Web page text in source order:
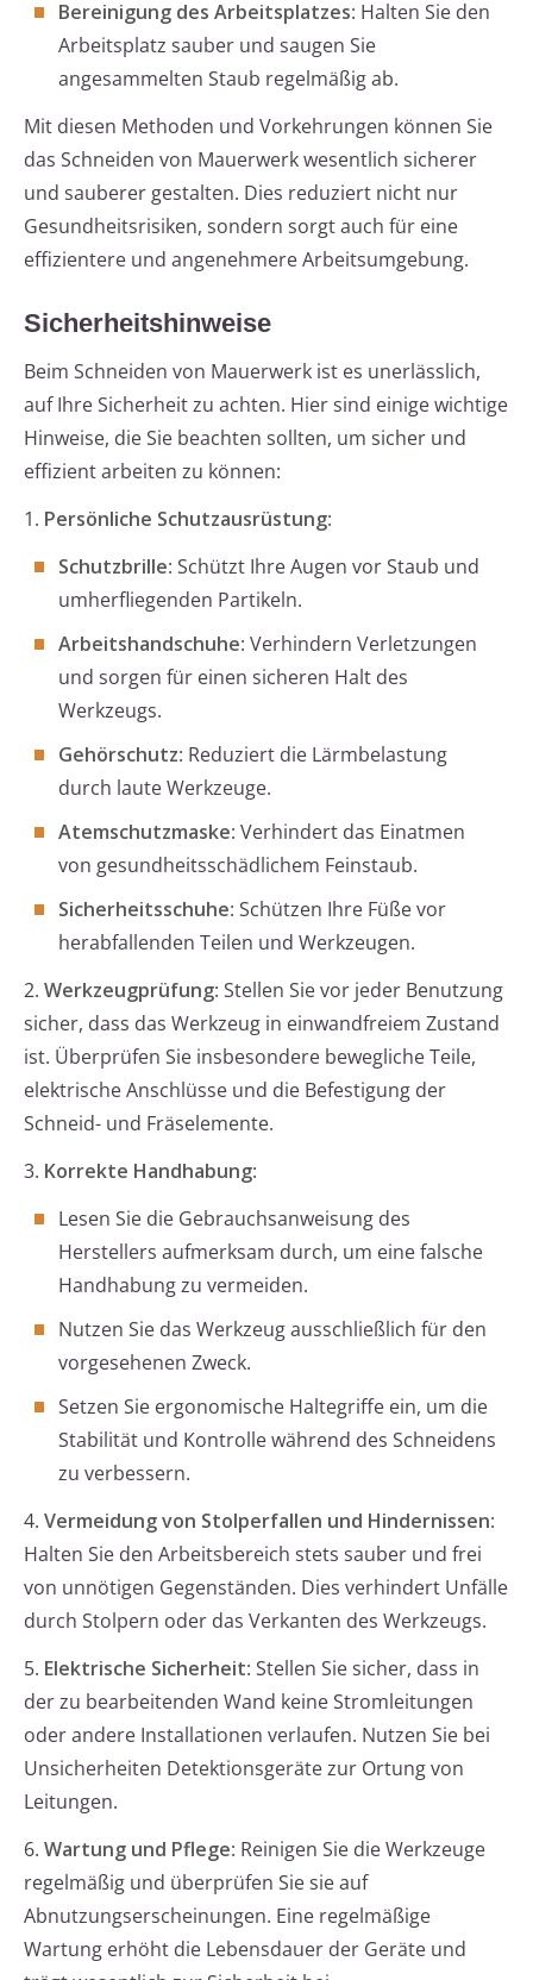
Bereinigung des Arbeitsplatzes: Halten Sie den
Arbeitsplatz sauber und saugen Sie
angesammelten Staub regelmäßig ab.
Mit diesen Methoden und Vorkehrungen können Sie
das Schneiden von Mauerwerk wesentlich sicherer
und sauberer gestalten. Dies reduziert nicht nur
Gesundheitsrisiken, sondern sorgt auch für eine
effizientere und angenehmere Arbeitsumgebung.
Sicherheitshinweise
Beim Schneiden von Mauerwerk ist es unerlässlich,
auf Ihre Sicherheit zu achten. Hier sind einige wichtige
Hinweise, die Sie beachten sollten, um sicher und
effizient arbeiten zu können:
1. Persönliche Schutzausrüstung:
Schutzbrille: Schützt Ihre Augen vor Staub und
umherfliegenden Partikeln.
Arbeitshandschuhe: Verhindern Verletzungen
und sorgen für einen sicheren Halt des
Werkzeugs.
Gehörschutz: Reduziert die Lärmbelastung
durch laute Werkzeuge.
Atemschutzmaske: Verhindert das Einatmen
von gesundheitsschädlichem Feinstaub.
Sicherheitsschuhe: Schützen Ihre Füße vor
herabfallenden Teilen und Werkzeugen.
2. Werkzeugprüfung: Stellen Sie vor jeder Benutzung
sicher, dass das Werkzeug in einwandfreiem Zustand
ist. Überprüfen Sie insbesondere bewegliche Teile,
elektrische Anschlüsse und die Befestigung der
Schneid- und Fräselemente.
3. Korrekte Handhabung:
Lesen Sie die Gebrauchsanweisung des
Herstellers aufmerksam durch, um eine falsche
Handhabung zu vermeiden.
Nutzen Sie das Werkzeug ausschließlich für den
vorgesehenen Zweck.
Setzen Sie ergonomische Haltegriffe ein, um die
Stabilität und Kontrolle während des Schneidens
zu verbessern.
4. Vermeidung von Stolperfallen und Hindernissen:
Halten Sie den Arbeitsbereich stets sauber und frei
von unnötigen Gegenständen. Dies verhindert Unfälle
durch Stolpern oder das Verkanten des Werkzeugs.
5. Elektrische Sicherheit: Stellen Sie sicher, dass in
der zu bearbeitenden Wand keine Stromleitungen
oder andere Installationen verlaufen. Nutzen Sie bei
Unsicherheiten Detektionsgeräte zur Ortung von
Leitungen.
6. Wartung und Pflege: Reinigen Sie die Werkzeuge
regelmäßig und überprüfen Sie sie auf
Abnutzungserscheinungen. Eine regelmäßige
Wartung erhöht die Lebensdauer der Geräte und